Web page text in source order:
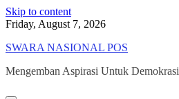
Skip to content
Friday, August 7, 2026
SWARA NASIONAL POS
Mengemban Aspirasi Untuk Demokrasi